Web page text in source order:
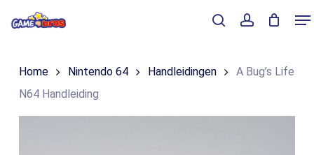
content
Winkelmand
Home Nintendo 64 Handleidingen
A Bug’s Life
N64 Handleiding